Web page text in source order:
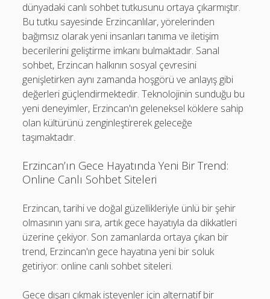
dünyadaki canlı sohbet tutkusunu ortaya çıkarmıştır.
Bu tutku sayesinde Erzincanlılar, yörelerinden
bağımsız olarak yeni insanları tanıma ve iletişim
becerilerini geliştirme imkanı bulmaktadır. Sanal
sohbet, Erzincan halkının sosyal çevresini
genişletirken aynı zamanda hoşgörü ve anlayış gibi
değerleri güçlendirmektedir. Teknolojinin sunduğu bu
yeni deneyimler, Erzincan'ın geleneksel köklere sahip
olan kültürünü zenginleştirerek geleceğe
taşımaktadır.
Erzincan’ın Gece Hayatında Yeni Bir Trend:
Online Canlı Sohbet Siteleri
Erzincan, tarihi ve doğal güzellikleriyle ünlü bir şehir
olmasının yanı sıra, artık gece hayatıyla da dikkatleri
üzerine çekiyor. Son zamanlarda ortaya çıkan bir
trend, Erzincan'ın gece hayatına yeni bir soluk
getiriyor: online canlı sohbet siteleri.
Gece dışarı çıkmak isteyenler için alternatif bir